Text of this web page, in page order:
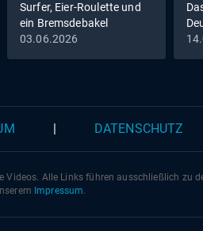
Surfer, Eier-Roulette und
ein Bremsdebakel
03.06.2026
DATENSCHUTZ
Videos. Alle Links führen ausschließlich zu
Impressum.